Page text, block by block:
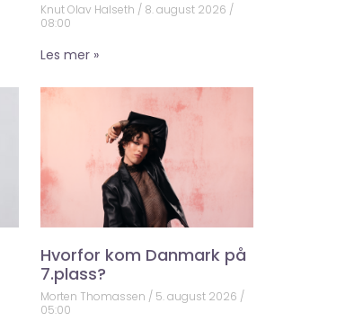
Knut Olav Halseth
8. august 2026
08:00
Les mer »
Hvorfor kom Danmark på
7.plass?
Morten Thomassen
5. august 2026
05:00